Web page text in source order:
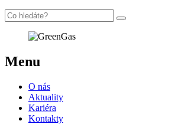
Menu
O nás
Aktuality
Kariéra
Kontakty